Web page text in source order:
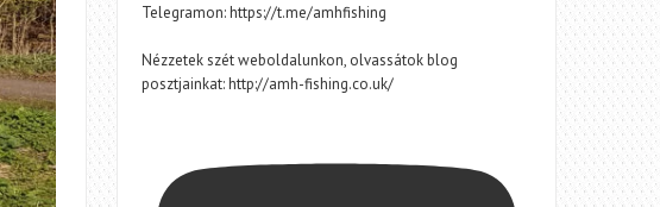
Telegramon: https://t.me/amhfishing
Nézzetek szét weboldalunkon, olvassátok blog
posztjainkat: http://amh-fishing.co.uk/